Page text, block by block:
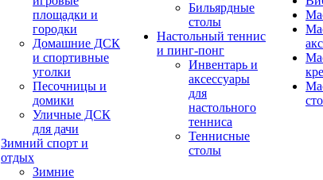
площадки и
городки
Домашние ДСК
и спортивные
уголки
Песочницы и
домики
Уличные ДСК
для дачи
Зимний спорт и
отдых
Зимние
Бильярдные
столы
Настольный теннис
и пинг-понг
Инвентарь и
аксессуары
для
настольного
тенниса
Теннисные
столы